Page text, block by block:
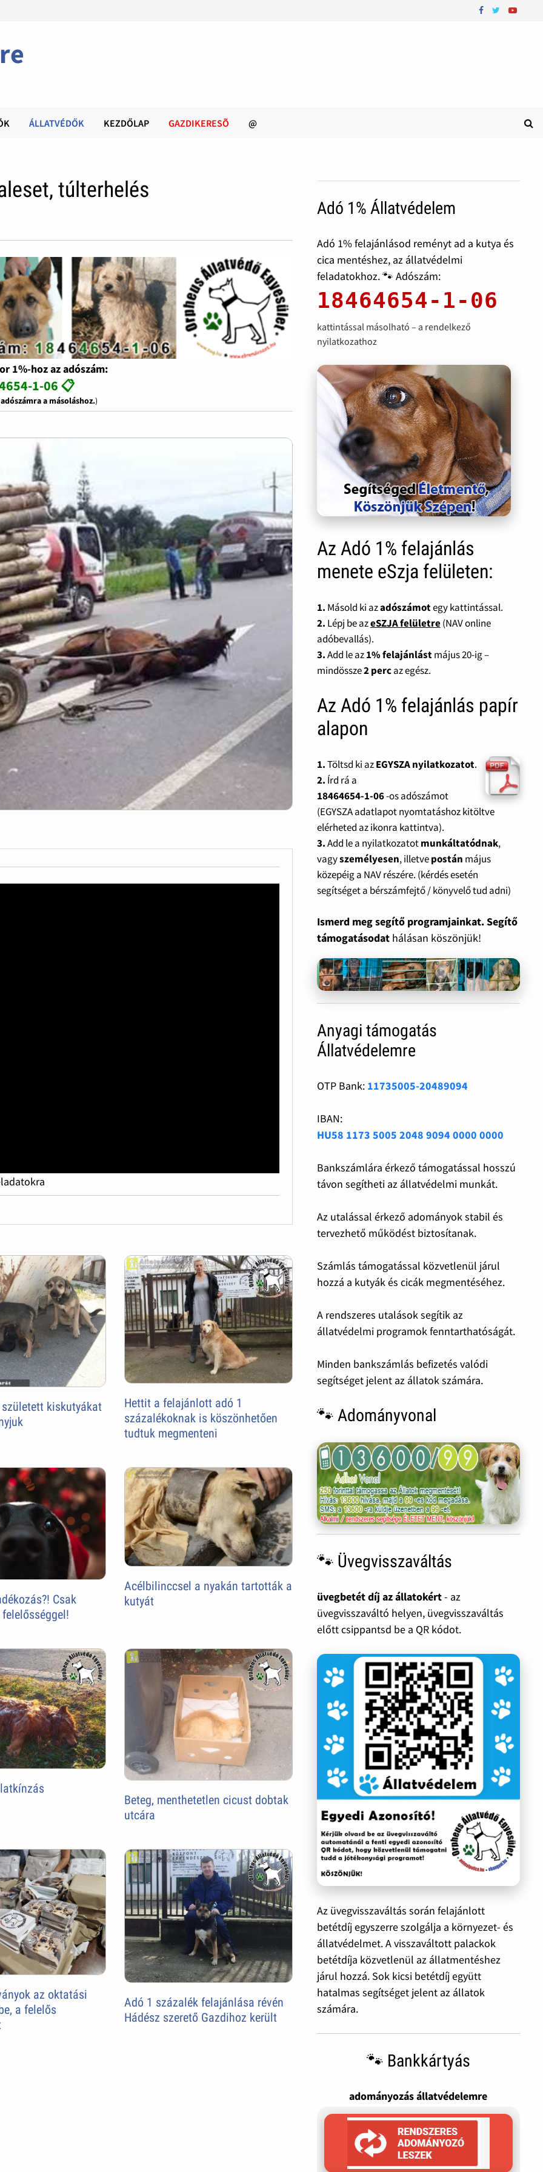
ÁLLATVÉDŐK KEZDŐLAP GAZDIKERESÕ @
túlterhelés
1%-hoz az adószám:
1-06 📋
a másoláshoz.)
kiskutyákat
Hettit a felajánlott adó 1
százalékoknak is köszönhetően
tudtuk megmenteni
Csak
Acélbilinccsel a nyakán tartották a
kutyát
Beteg, menthetetlen cicust dobtak
utcára
az oktatási
a felelős
Adó 1 százalék felajánlása révén
Hádész szerető Gazdihoz került
Adó 1% Állatvédelem
Adó 1% felajánlásod reményt ad a kutya és
cica mentéshez, az állatvédelmi
feladatokhoz. 🐾 Adószám:
18464654-1-06
kattintással másolható – a rendelkező
nyilatkozathoz
Az Adó 1% felajánlás
menete eSzja felületen:
1. Másold ki azadószámotegy kattintással.
2. Lépj be azeSZJA felületre(NAV online
adóbevallás).
3.Add le az1% felajánlástmájus 20-ig –
mindössze2 percaz egész.
Az Adó 1% felajánlás papír
alapon
1.Töltsd ki azEGYSZA nyilatkozatot.
2. Írd rá a
18464654-1-06-os adószámot
(EGYSZA adatlapot nyomtatáshoz kitöltve
elérheted az ikonra kattintva).
3.Add le a nyilatkozatotmunkáltatódnak,
vagyszemélyesen, illetvepostán május
közepéig a NAV részére. (kérdés esetén
segítséget a bérszámfejtő / könyvelő tud adni)
Ismerd meg segítő programjainkat. Segítő
támogatásodat hálásan köszönjük!
Anyagi támogatás
Állatvédelemre
OTP Bank: 11735005-20489094
IBAN:
HU58 1173 5005 2048 9094 0000 0000
Bankszámlára érkező támogatással hosszú
távon segítheti az állatvédelmi munkát.
Az utalással érkező adományok stabil és
tervezhető működést biztosítanak.
Számlás támogatással közvetlenül járul
hozzá a kutyák és cicák megmentéséhez.
A rendszeres utalások segítik az
állatvédelmi programok fenntarthatóságát.
Minden bankszámlás befizetés valódi
segítséget jelent az állatok számára.
🐾 Adományvonal
🐾 Üvegvisszaváltás
üvegbetét díj az állatokért- az
üvegvisszaváltó helyen, üvegvisszaváltás
előtt csippantsd be a QR kódot.
Az üvegvisszaváltás során felajánlott
betétdíj egyszerre szolgálja a környezet- és
állatvédelmet. A visszaváltott palackok
betétdíja közvetlenül az állatmentéshez
járul hozzá. Sok kicsi betétdíj együtt
hatalmas segítséget jelent az állatok
számára.
🐾 Bankkártyás
adományozás állatvédelemre